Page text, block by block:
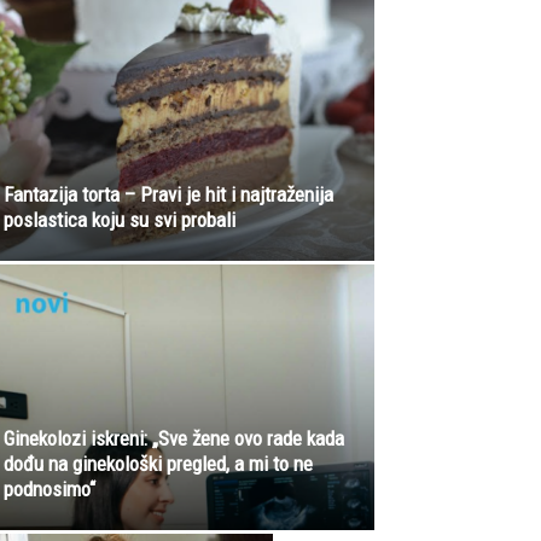
Fantazija torta – Pravi je hit i najtraženija
poslastica koju su svi probali
Ginekolozi iskreni: „Sve žene ovo rade kada
dođu na ginekološki pregled, a mi to ne
podnosimo“